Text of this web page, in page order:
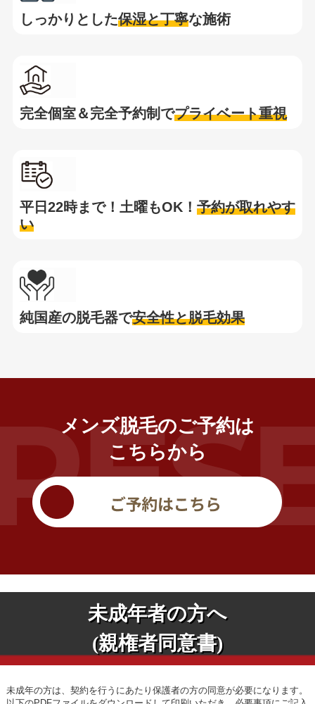
しっかりとした保湿と丁寧な施術
完全個室＆完全予約制でプライベート重視
平日22時まで！土曜もOK！ 予約が取れやす
い
純国産の脱毛器で安全性と脱毛効果
メンズ脱毛のご予約は
こちらから
未成年者の方へ
(親権者同意書)
未成年の方は、契約を行うにあたり保護者の方の同意が必要になります。